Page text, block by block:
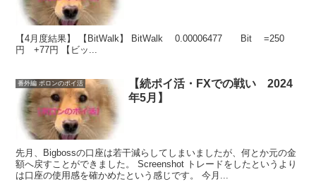
【4月度結果】 【BitWalk】 BitWalk 0.00006477 Bit =250
円 +77円 【ビッ...
番外編 ポロンのポイ活
【続ポイ活・FXでの戦い 2024
年5月】
先月、Bigbossの口座は若干減らしてしまいましたが、何とか元の金
額へ戻すことができました。 Screenshot トレードをしたというより
は口座の使用感を確かめたという感じです。 今月...